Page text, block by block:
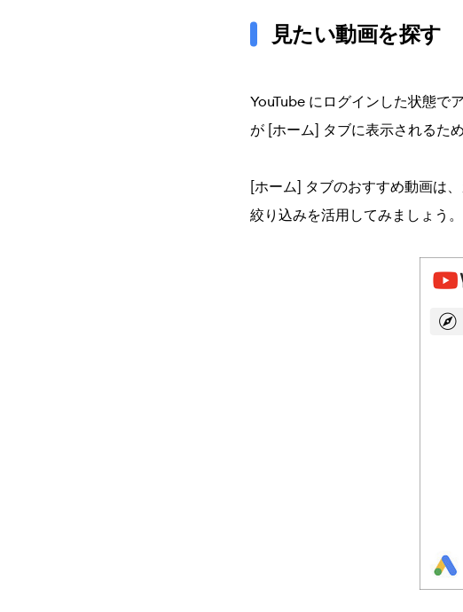
見たい動画を探す
YouTube にログインした状態で
が [ホーム] タブに表示されるた
[ホーム] タブのおすすめ動画は
絞り込みを活用してみましょう。